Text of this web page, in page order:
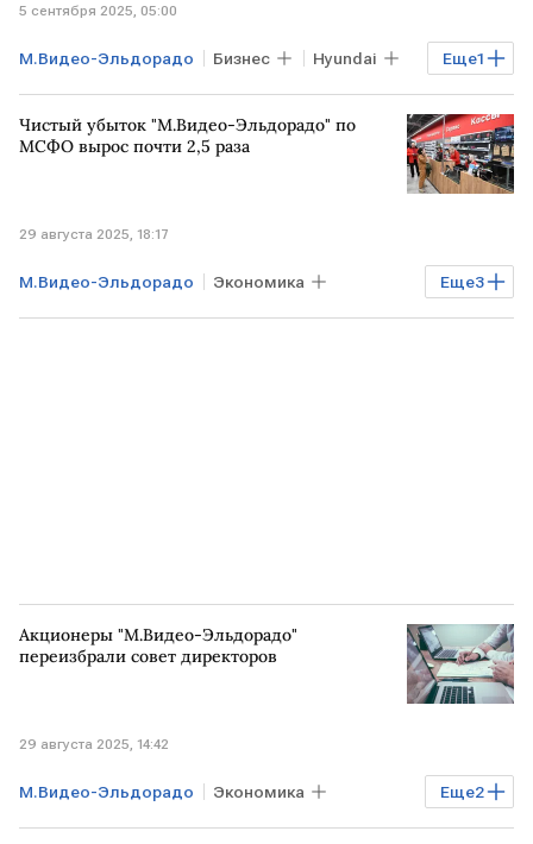
5 сентября 2025, 05:00
Еще1
М.Видео-Эльдорадо Бизнес Hyundai
М.Видео
Чистый убыток "М.Видео-Эльдорадо" по
МСФО вырос почти 2,5 раза
29 августа 2025, 18:17
Еще3
М.Видео-Эльдорадо Экономика
Бизнес Финансы РОССИЯ
Акционеры "М.Видео-Эльдорадо"
переизбрали совет директоров
29 августа 2025, 14:42
Еще2
М.Видео-Эльдорадо Экономика
Бизнес РОССИЯ